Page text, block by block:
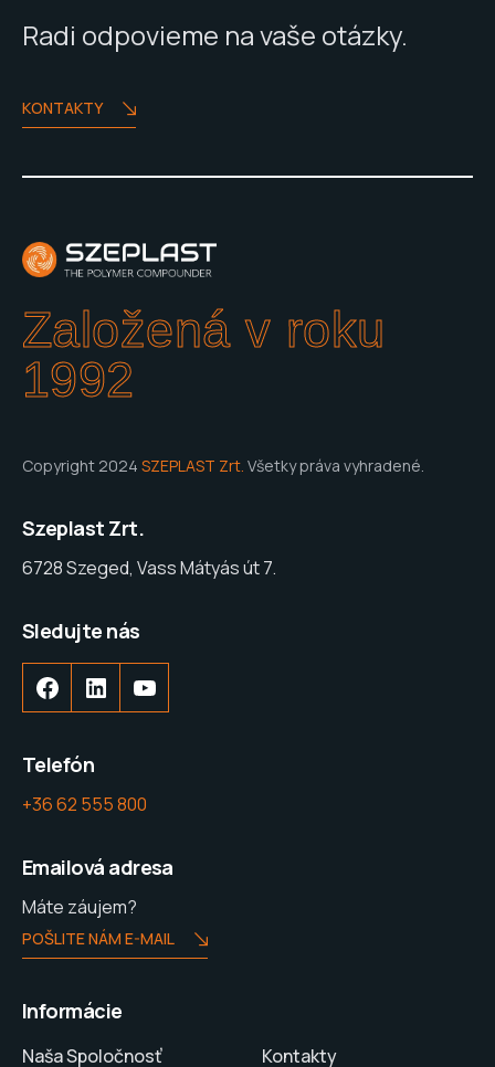
Radi odpovieme na vaše otázky.
KONTAKTY
Založená v roku
1992
Copyright 2024 SZEPLAST Zrt. Všetky práva vyhradené.
Szeplast Zrt.
6728 Szeged, Vass Mátyás út 7.
Sledujte nás
FacebookLinkedIn
Telefón
+36 62 555 800
Emailová adresa
Máte záujem?
POŠLITE NÁM E-MAIL
Informácie
Naša Spoločnosť Kontakty